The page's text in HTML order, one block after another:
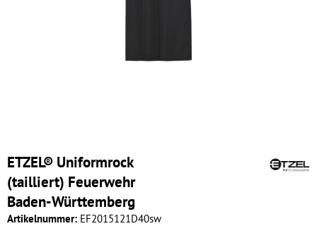
ETZEL® Uniformrock
(tailliert) Feuerwehr
Baden-Württemberg
Artikelnummer: EF2015121D40sw